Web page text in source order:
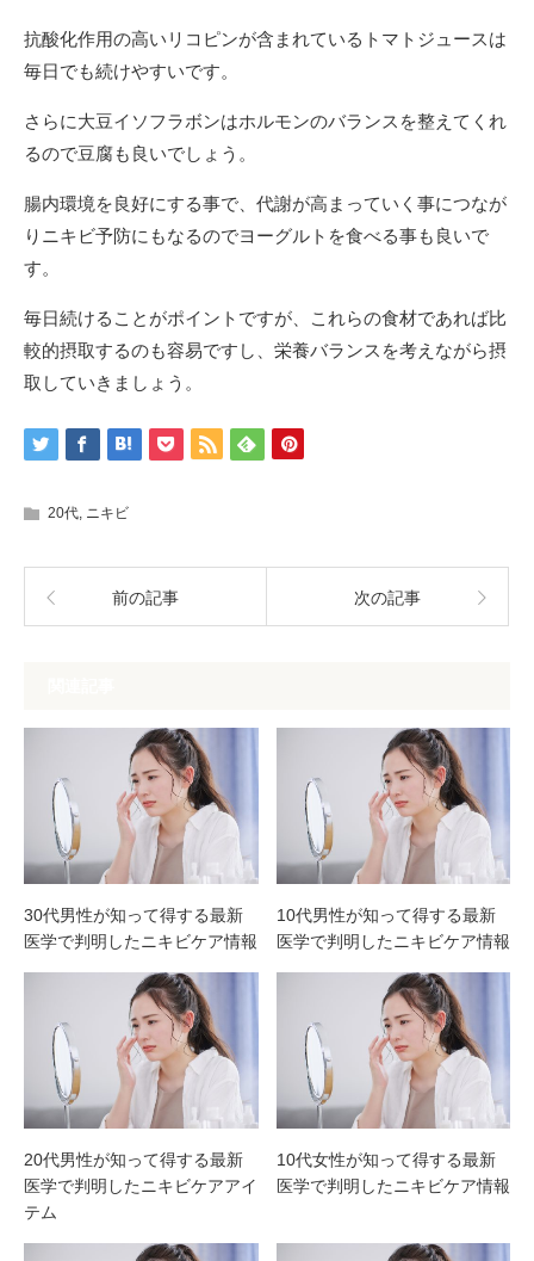
抗酸化作用の高いリコピンが含まれているトマトジュースは
毎日でも続けやすいです。
さらに大豆イソフラボンはホルモンのバランスを整えてくれ
るので豆腐も良いでしょう。
腸内環境を良好にする事で、代謝が高まっていく事につなが
りニキビ予防にもなるのでヨーグルトを食べる事も良いで
す。
毎日続けることがポイントですが、これらの食材であれば比
較的摂取するのも容易ですし、栄養バランスを考えながら摂
取していきましょう。
20代 ニキビ
前の記事 次の記事
30代男性が知って得する最新
医学で判明したニキビケア情報
10代男性が知って得する最新
医学で判明したニキビケア情報
20代男性が知って得する最新
医学で判明したニキビケアアイ
テム
10代女性が知って得する最新
医学で判明したニキビケア情報